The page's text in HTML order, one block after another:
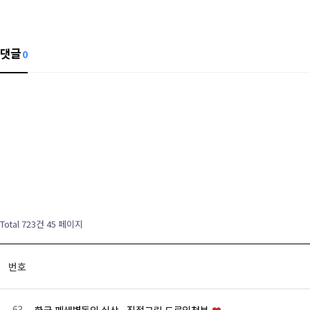
댓글0
Total 723건 45 페이지
번호